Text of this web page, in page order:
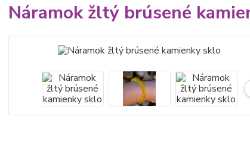
Náramok žltý brúsené